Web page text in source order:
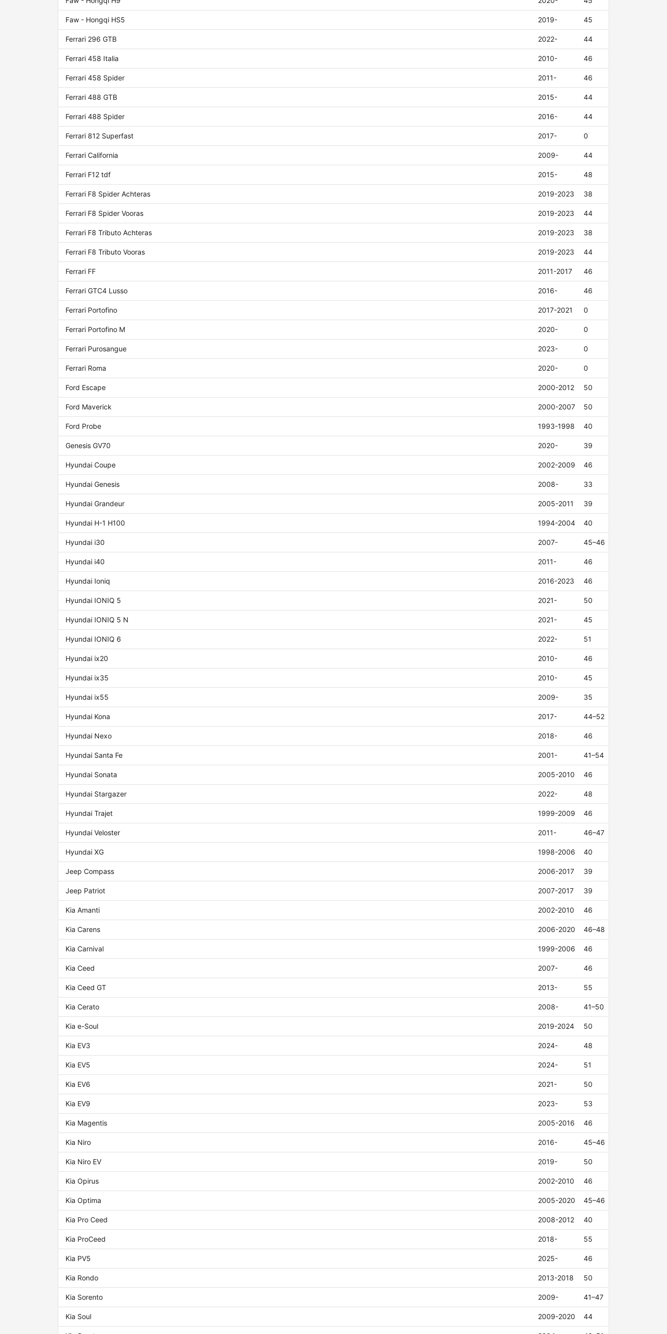
Faw - Hongqi HS5 2019- 45
Ferrari 296 GTB 2022- 44
Ferrari 458 Italia 2010- 46
Ferrari 458 Spider 2011- 46
Ferrari 488 GTB 2015- 44
Ferrari 488 Spider 2016- 44
Ferrari 812 Superfast 2017- 0
Ferrari California 2009- 44
Ferrari F12 tdf 2015- 48
Ferrari F8 Spider Achteras 2019-2023 38
Ferrari F8 Spider Vooras 2019-2023 44
Ferrari F8 Tributo Achteras 2019-2023 38
Ferrari F8 Tributo Vooras 2019-2023 44
Ferrari FF 2011-2017 46
Ferrari GTC4 Lusso 2016- 46
Ferrari Portofino 2017-2021 0
Ferrari Portofino M 2020- 0
Ferrari Purosangue 2023- 0
Ferrari Roma 2020- 0
Ford Escape 2000-2012 50
Ford Maverick 2000-2007 50
Ford Probe 1993-1998 40
Genesis GV70 2020- 39
Hyundai Coupe 2002-2009 46
Hyundai Genesis 2008- 33
Hyundai Grandeur 2005-2011 39
Hyundai H-1 H100 1994-2004 40
Hyundai i30 2007- 45–46
Hyundai i40 2011- 46
Hyundai Ioniq 2016-2023 46
Hyundai IONIQ 5 2021- 50
Hyundai IONIQ 5 N 2021- 45
Hyundai IONIQ 6 2022- 51
Hyundai ix20 2010- 46
Hyundai ix35 2010- 45
Hyundai ix55 2009- 35
Hyundai Kona 2017- 44–52
Hyundai Nexo 2018- 46
Hyundai Santa Fe 2001- 41–54
Hyundai Sonata 2005-2010 46
Hyundai Stargazer 2022- 48
Hyundai Trajet 1999-2009 46
Hyundai Veloster 2011- 46–47
Hyundai XG 1998-2006 40
Jeep Compass 2006-2017 39
Jeep Patriot 2007-2017 39
Kia Amanti 2002-2010 46
Kia Carens 2006-2020 46–48
Kia Carnival 1999-2006 46
Kia Ceed 2007- 46
Kia Ceed GT 2013- 55
Kia Cerato 2008- 41–50
Kia e-Soul 2019-2024 50
Kia EV3 2024- 48
Kia EV5 2024- 51
Kia EV6 2021- 50
Kia EV9 2023- 53
Kia Magentis 2005-2016 46
Kia Niro 2016- 45–46
Kia Niro EV 2019- 50
Kia Opirus 2002-2010 46
Kia Optima 2005-2020 45–46
Kia Pro Ceed 2008-2012 40
Kia ProCeed 2018- 55
Kia PV5 2025- 46
Kia Rondo 2013-2018 50
Kia Sorento 2009- 41–47
Kia Soul 2009-2020 44